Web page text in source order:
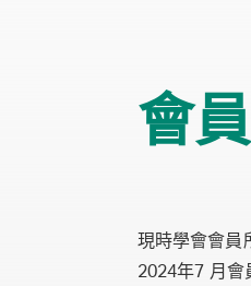
會
現時學會會員
2024年7 月會